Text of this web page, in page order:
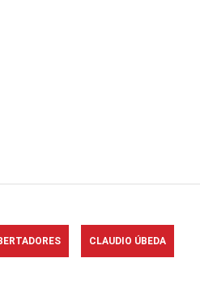
CLAUDIO ÚBEDA